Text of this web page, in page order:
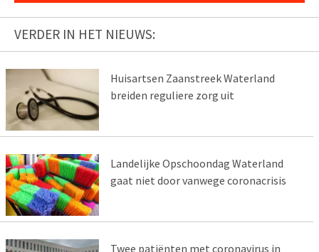
VERDER IN HET NIEUWS:
Huisartsen Zaanstreek Waterland
breiden reguliere zorg uit
Landelijke Opschoondag Waterland
gaat niet door vanwege coronacrisis
Twee patiënten met coronavirus in